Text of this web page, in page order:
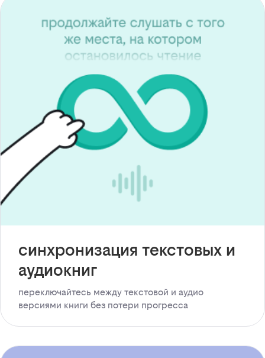
синхронизация текстовых и
аудиокниг
переключайтесь между текстовой и аудио
версиями книги без потери прогресса